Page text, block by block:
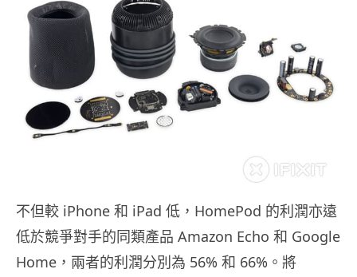
不但較 iPhone 和 iPad 低，HomePod 的利潤亦遠
低於競爭對手的同類產品 Amazon Echo 和 Google
Home，兩者的利潤分別為 56% 和 66%。將